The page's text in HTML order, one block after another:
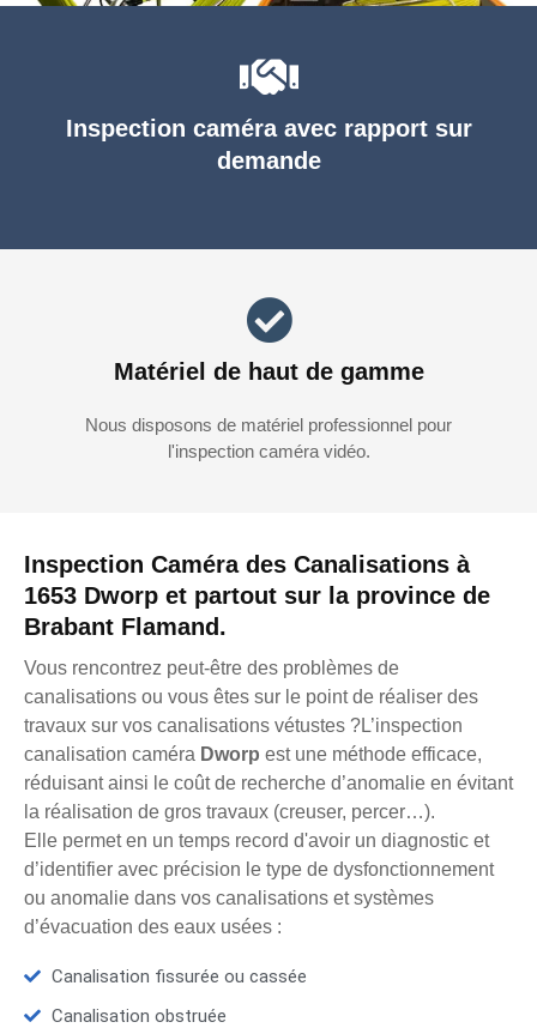
Inspection Caméra des Canalisations à
1653 Dworp et partout sur la province de
Brabant Flamand.
Vous rencontrez peut-être des problèmes de
canalisations ou vous êtes sur le point de réaliser des
travaux sur vos canalisations vétustes ?L’inspection
canalisation caméra Dworp est une méthode efficace,
réduisant ainsi le coût de recherche d’anomalie en évitant
la réalisation de gros travaux (creuser, percer…).
Elle permet en un temps record d'avoir un diagnostic et
d’identifier avec précision le type de dysfonctionnement
ou anomalie dans vos canalisations et systèmes
d’évacuation des eaux usées :
Canalisation fissurée ou cassée
Canalisation obstruée
Inspection caméra avec rapport sur
demande
Matériel de haut de gamme
Nous disposons de matériel professionnel pour
l'inspection caméra vidéo.